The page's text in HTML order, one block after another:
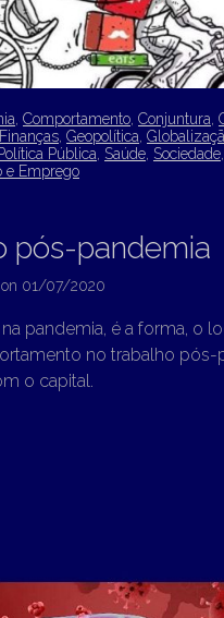
, Comportamento, Conjuntura,
Finanças, Geopolítica,
Política Pública, Saúde, Sociedade,
e Emprego
pós-pandemia
on 01/07/2020
pandemia, é a forma, o
no trabalho pós-
o capital.